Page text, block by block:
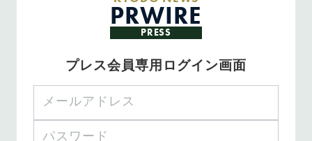
PRWIRE
PRESS
プレス会員専用ログイン画面